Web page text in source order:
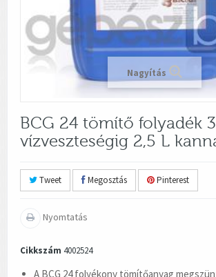
Nagyítás
BCG 24 tömítő folyadék
vízveszteségig 2,5 L
Tweet Megosztás Pinterest
Nyomtatás
Cikkszám 4002524
A BCG 24 folyékony tömítőanyag